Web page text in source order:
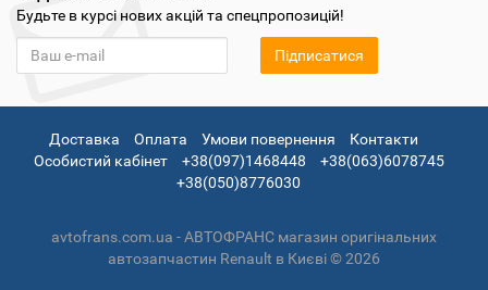
Будьте в курсі нових акцій та спецпропозицій!
Підписатися
Доставка Оплата Умови повернення
Контакти
Особистий кабінет
+38(097)1468448
+38(063)6078745
+38(050)8776030
avtofrans.com.ua - АВТОФРАНС магазин оригінальних
автозапчастин Renault в Києві © 2026